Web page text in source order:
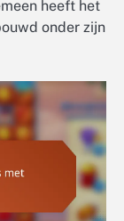
heeft het
onder zijn